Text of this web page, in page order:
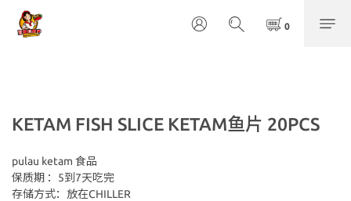
KETAM FISH SLICE KETAM鱼片 20PCS
存储方式：放在CHILLER